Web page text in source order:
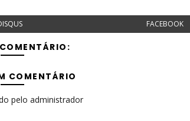
FACEBOOK
COMENTÁRIO
pelo administrador